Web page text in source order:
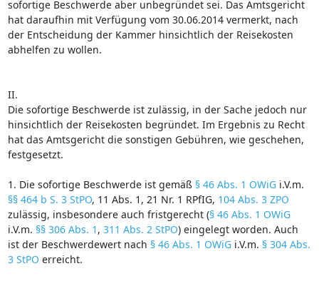
sofortige Beschwerde aber unbegründet sei. Das Amtsgericht
hat daraufhin mit Verfügung vom 30.06.2014 vermerkt, nach
der Entscheidung der Kammer hinsichtlich der Reisekosten
abhelfen zu wollen.
II.
Die sofortige Beschwerde ist zulässig, in der Sache jedoch nur
hinsichtlich der Reisekosten begründet. Im Ergebnis zu Recht
hat das Amtsgericht die sonstigen Gebühren, wie geschehen,
festgesetzt.
1. Die sofortige Beschwerde ist gemäß § 46 Abs. 1 OWiGi.V.m.
§§ 464 b S. 3 StPO, 11 Abs. 1, 21 Nr. 1 RPfIG, 104 Abs. 3 ZPO
zulässig, insbesondere auch fristgerecht (§ 46 Abs. 1 OWiG
i.V.m. §§ 306 Abs. 1 , 311 Abs. 2 StPO) eingelegt worden. Auch
ist der Beschwerdewert nach § 46 Abs. 1 OWiGi.V.m. § 304 Abs.
3 StPO erreicht.